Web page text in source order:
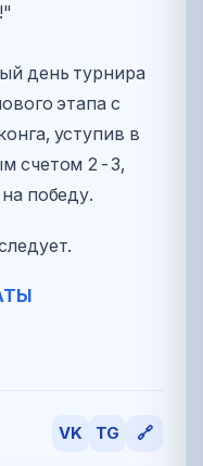
день турнира
этапа с
уступив в
счетом 2-3,
победу.
VK TG 🔗